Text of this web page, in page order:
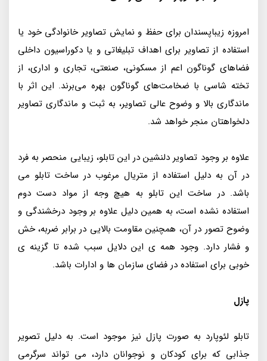
امروزه زیبا‌پسندان برای حفظ و نمایش تصاویر خانوادگی خود یا
استفاده از تصاویر برای اهداف تبلیغاتی و یا دکوراسیون داخلی
فضاهای گوناگون اعم از مسکونی، صنعتی، تجاری و اداری، از
تخته شاسی با ضخامت‌های گوناگون بهره می‌برند. این اثر با
ماندگاری بالا و وضوح عالی تصاویر، به ثبت و ماندگاری تصاویر
دلخواهتان منجر خواهد شد.
علاوه بر وجود تصاویر دلنشین در این تابلو، زیبایی منحصر به فرد
در آن به دلیل استفاده از متریال مرغوب در ساخت تابلو می
باشد. در ساخت این تابلو به هیچ وجه از مواد دست دوم
استفاده نشده است، به همین دلیل علاوه بر وجود درخشندگی و
وضوح تصور در آن، همچنین مقاومت بالایی در برابر ضربه، خش
و فشار دارد. وجود همه ی این دلایل سبب شده تا گزینه ی
خوبی برای استفاده در فضای سازمان ها و ادارات باشد.
پازل
تابلو لئوپارد به صورت پازل نیز موجود است. به دلیل تصویر
جذابی که برای کودکان و نوجوانان دارد، می تواند سرگرمی